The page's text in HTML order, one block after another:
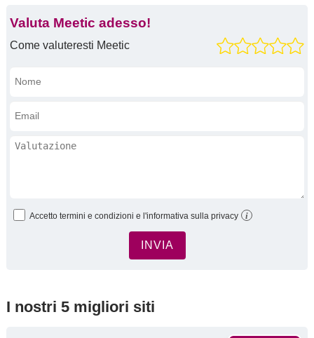
Valuta Meetic adesso!
Come valuteresti Meetic
Accetto termini e condizioni e l'informativa sulla privacy i
I nostri 5 migliori siti